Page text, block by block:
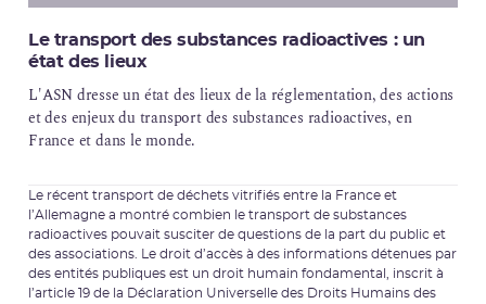
Le transport des substances radioactives : un
état des lieux
L'ASN dresse un état des lieux de la réglementation, des actions
et des enjeux du transport des substances radioactives, en
France et dans le monde.
Le récent transport de déchets vitrifiés entre la France et
l’Allemagne a montré combien le transport de substances
radioactives pouvait susciter de questions de la part du public et
des associations. Le droit d’accès à des informations détenues par
des entités publiques est un droit humain fondamental, inscrit à
l’article 19 de la Déclaration Universelle des Droits Humains des